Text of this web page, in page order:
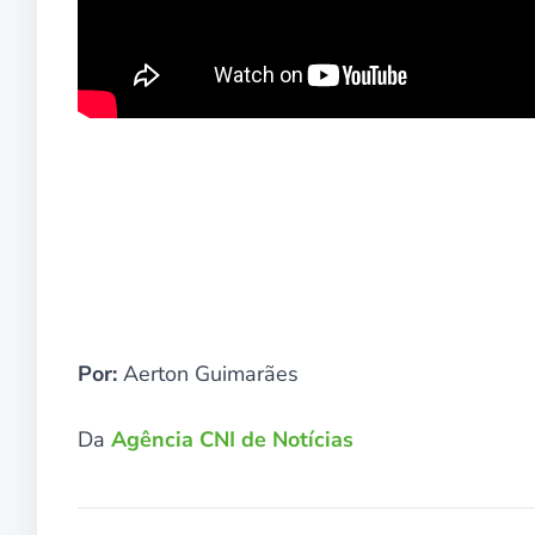
Por: Aerton Guimarães
Da Agência CNI de Notícias